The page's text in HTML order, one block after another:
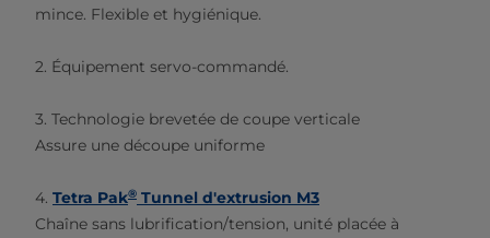
mince. Flexible et hygiénique.
2. Équipement servo-commandé.
3. Technologie brevetée de coupe verticale
Assure une découpe uniforme
4. Tetra Pak® Tunnel d'extrusion M3
Chaîne sans lubrification/tension, unité placée à